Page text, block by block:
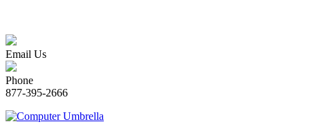
Email Us
Phone
877-395-2666